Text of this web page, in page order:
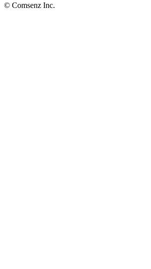
© Comsenz Inc.